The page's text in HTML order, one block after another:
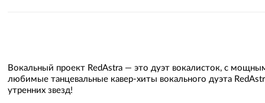
Вокальный проект RedAstra — это дуэт вокалисток, с
любимые танцевальные кавер-хиты вокального дуэта
утренних звезд!